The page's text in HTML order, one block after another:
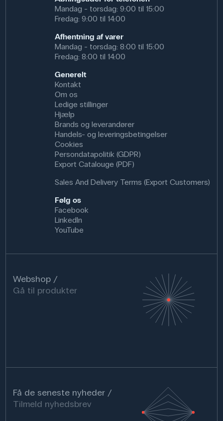
Lige tilslutning, 9 stk
AC adapter DC
Tilslutningskabler
2 stk. 4/4 mm rød og sort, 50 cm
Læremateriale på cd (engelsk)
Forskellige materialer, sæt
Sættet er pakket i en opbevaringsboks med indsats og
Kontaktskinnerne er endnu ikke monteret på gearkassen.
Anvendelse af produktet
I fysik og el-lære (fra ca. 11 år) kan eleverne opbygge og
analysere serie-/parallelkredsløb, måle strøm/spænding,
undersøge modstande, NTC og dioder, samt koble
relæer og motorer. I teknologi kan platformen bruges til
hurtig prototyping af sensorkredse.
Specifikationer
Mandag - torsdag: 9:00 til 15:00
Fredag: 9:00 til 14:00
Afhentning af varer
Mandag - torsdag: 8:00 til 15:00
Fredag: 8:00 til 14:00
Generelt
Kontakt
Om os
Ledige stillinger
Hjælp
Brands og leverandører
Handels- og leveringsbetingelser
Cookies
Persondatapolitik (GDPR)
Export Catalouge (PDF)
Sales And Delivery Terms (Export Customers)
Følg os
Facebook
LinkedIn
YouTube
Webshop
Gå til produkter
Få de seneste nyheder
Tilmeld nyhedsbrev